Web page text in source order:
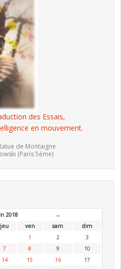
des Essais,
en mouvement.
de Montaigne
(Paris 5ème)
2018
→
jeu ven sam
dim
1
2
3
7 8 9
10
14 15 16
17